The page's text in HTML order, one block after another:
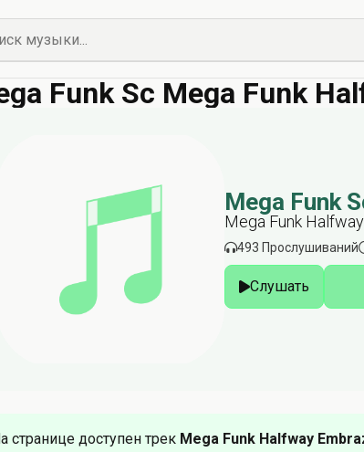
Funk Sc Mega Funk
Mega Funk
Mega Funk
493 Прослушиваний
Слушать
странице доступен трек Mega Funk Halfway